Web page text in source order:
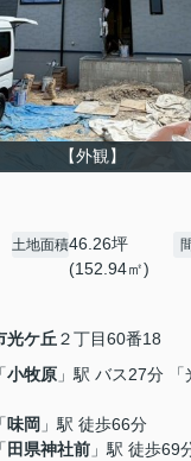
【外観】
土地面積46.26坪
(152.94㎡)
光ケ丘２丁目60番18
「小牧原 」駅 バス27分
「味岡 」駅 徒歩66分
「 田県神社前 」駅 徒歩69